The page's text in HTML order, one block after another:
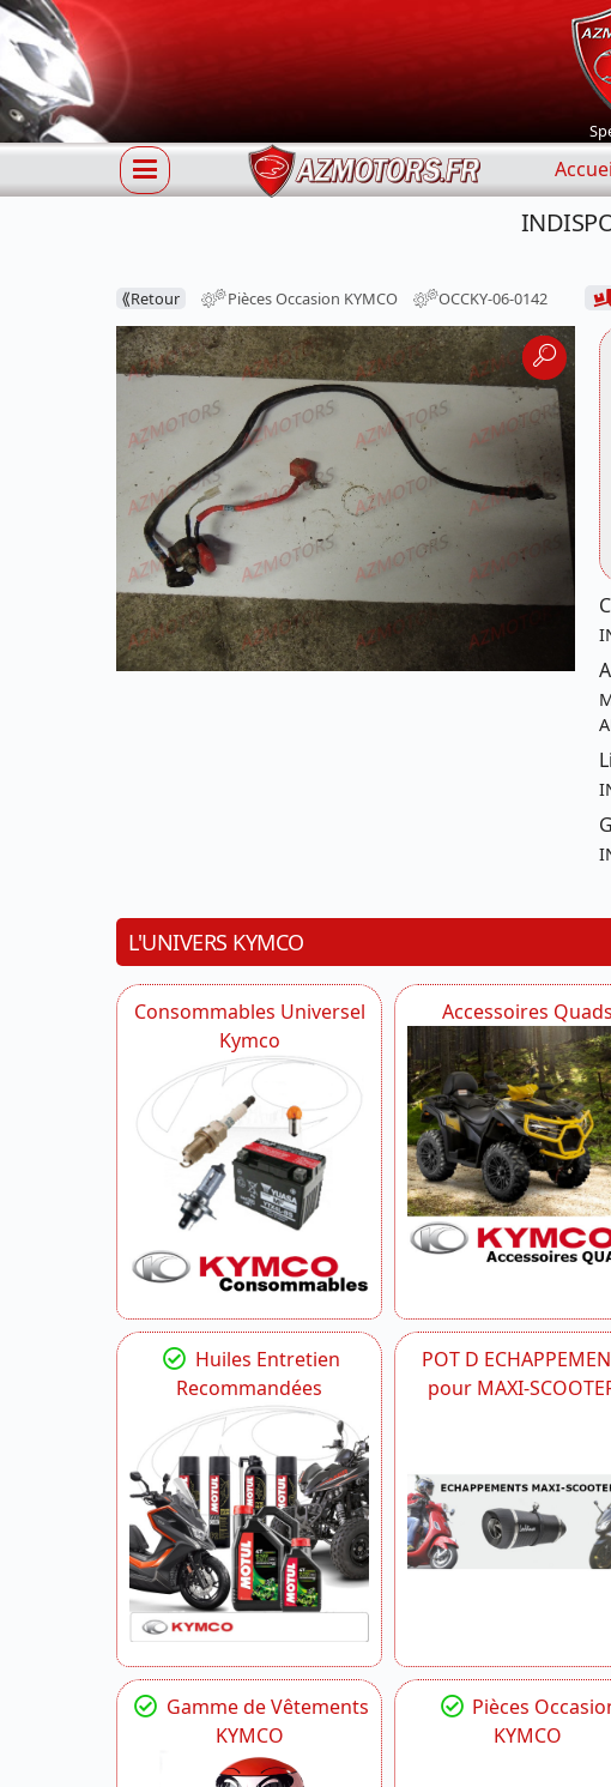
⟪Retour Pièces Occasion KYMCO OCCKY-06-0142
L'UNIVERS KYMCO
Consommables Universel
Kymco
Accessoires Quads
Huiles Entretien
Recommandées
POT D
pour MAXI-
Gamme de Vêtements
KYMCO
Pièces
KYMCO